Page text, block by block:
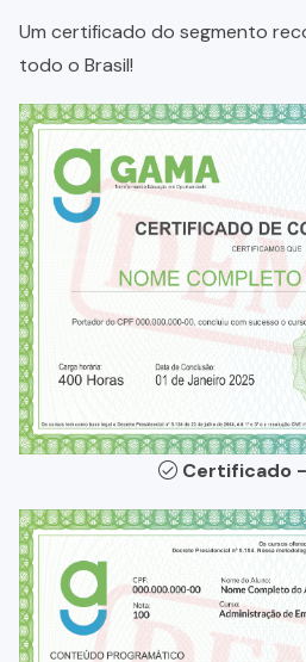
Um certificado do segmento
todo o Brasil!
Certificado